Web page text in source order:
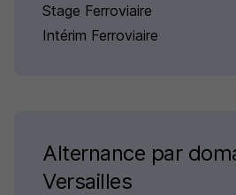
Stage Ferroviaire
Intérim Ferroviaire
Alternance par
Versailles